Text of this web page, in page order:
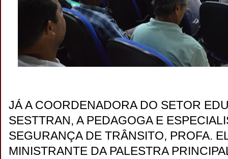
JÁ A COORDENADORA DO SETOR
SESTTRAN, A PEDAGOGA E
SEGURANÇA DE TRÂNSITO, PROFA.
MINISTRANTE DA PALESTRA